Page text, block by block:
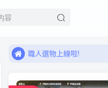
來看看11月有什麼新品!
來看看11月有什麼新品!